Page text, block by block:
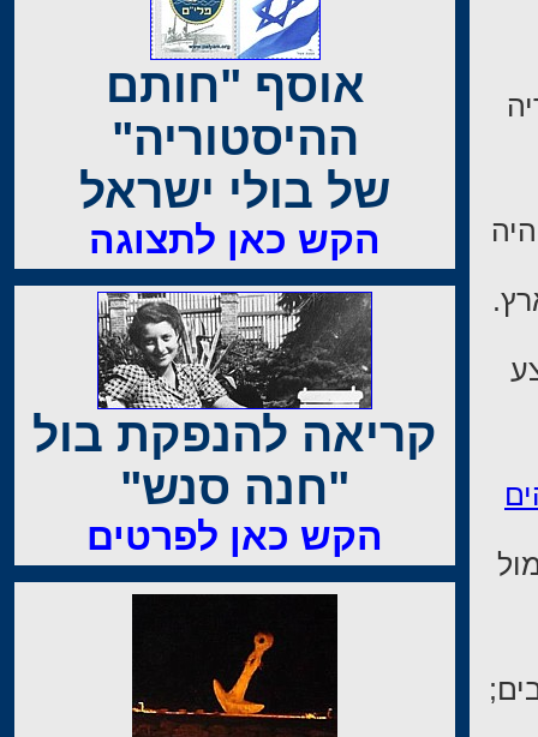
אוסף "חותם
ההיסטוריה"
של בולי ישראל
הקש כאן לתצוגה
קריאה להנפקת בול
"חנה סנש"
הקש כאן לפרטים